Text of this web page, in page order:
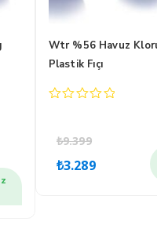
Wtr %56 Havuz
Plastik Fıçı
₺9.399
Orijinal
fiyat:
₺3.289Şu